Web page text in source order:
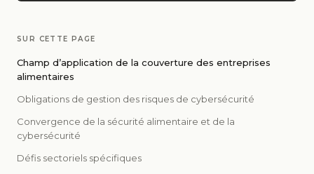
SUR CETTE PAGE
Champ d’application de la couverture des entreprises
alimentaires
Obligations de gestion des risques de cybersécurité
Convergence de la sécurité alimentaire et de la
cybersécurité
Défis sectoriels spécifiques